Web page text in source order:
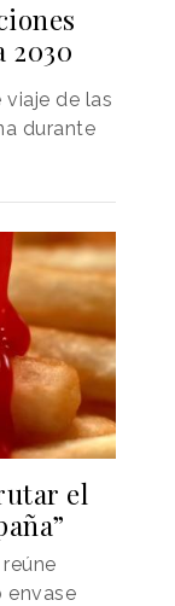
2030
viaje de las
durante
el
envase